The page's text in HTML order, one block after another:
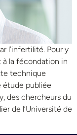
l’infertilité. Pour y
à la fécondation in
technique
étude publiée
des chercheurs du
de l’Université de